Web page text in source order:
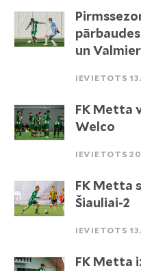
un
IEVIETOTS
FK Metta
Welco
IEVIETOTS
FK Metta
Šiauliai-2
IEVIETOTS
FK Metta